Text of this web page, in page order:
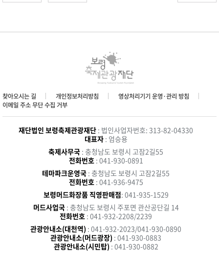
찾아오시는 길 개인정보처리방침
영상처리기기 운영·관리 방침
이메일 주소 무단 수집 거부
재단법인 보령축제관광재단 : 법인사업자번호: 313-82-04330
대표자: 엄승용
축제사무국 : 충청남도 보령시 고잠2길55
전화번호 : 041-930-0891
테마파크운영국 : 충청남도 보령시 고잠2길55
전화번호 : 041-936-9475
보령머드화장품 직영판매점: 041-935-1529
머드사업국 : 충청남도 보령시 주포면 관산공단길 14
전화번호 : 041-932-2208/2239
관광안내소(대천역) : 041-932-2023/041-930-0890
관광안내소(머드광장) : 041-930-0883
관광안내소(시민탑) : 041-930-0882